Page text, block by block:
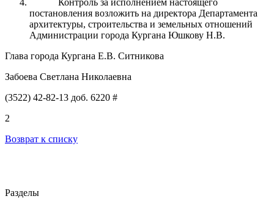
постановления возложить на директора Департамента
архитектуры, строительства и земельных отношений
Администрации города Кургана Юшкову Н.В.
Глава города Кургана Е.В. Ситникова
Забоева Светлана Николаевна
(3522) 42-82-13 доб. 6220 #
2
Возврат к списку
Разделы